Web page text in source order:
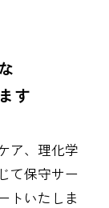
す
ア、理化学
て保守サー
トいたしま